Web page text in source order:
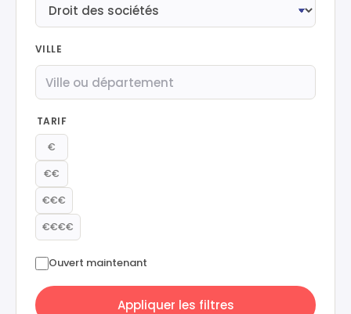
VILLE
TARIF
€
€€
€€€
€€€€
Ouvert maintenant
Appliquer les filtres